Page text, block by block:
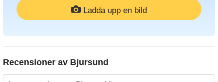
Ladda upp en bild
Recensioner av Bjursund